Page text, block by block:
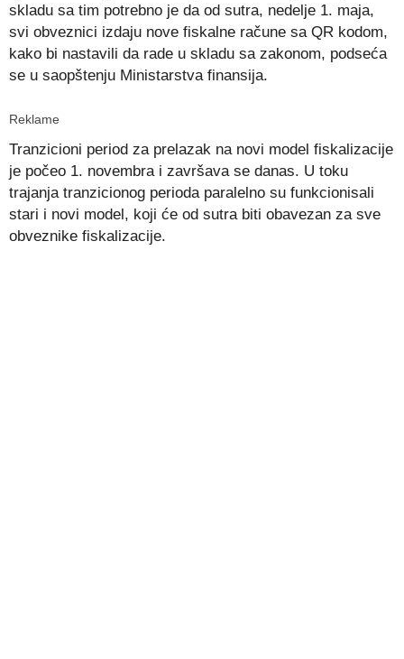
skladu sa tim potrebno je da od sutra, nedelje 1. maja,
svi obveznici izdaju nove fiskalne račune sa QR kodom,
kako bi nastavili da rade u skladu sa zakonom, podseća
se u saopštenju Ministarstva finansija.
Reklame
Tranzicioni period za prelazak na novi model fiskalizacije
je počeo 1. novembra i završava se danas. U toku
trajanja tranzicionog perioda paralelno su funkcionisali
stari i novi model, koji će od sutra biti obavezan za sve
obveznike fiskalizacije.